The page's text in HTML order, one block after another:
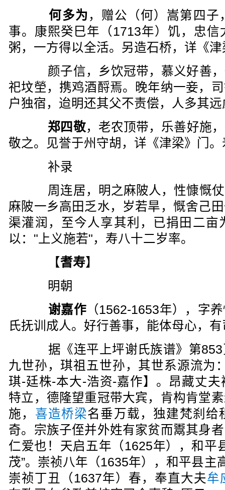
何多为 ，赠公（何）嵩第四
事。康熙癸巳年（1713年）饥，忠
粥，一方得以全活。另造石桥，详《
颜子信，乡饮冠带，慕义好善，
祀坟塋，携鸡酒酹焉。晚年纳一妾，
户独宿，迨明还其父不责偿，人多其
郑四敬，老农顶带，乐善好施
敬之。见誉于州守胡，详《津梁》门
补录
周连居，明之麻陂人，性慷慨仗
麻陂一乡高田乏水，岁若旱，慨舍己
渠灌润，至今人享其利，已捐田二亩
以："上义施若"，寿八十二岁率。
【耆寿】
明朝
谢嘉作（1562-1653年），字
氏抚训成人。好行善事，能体母心，
据《连平上坪谢氏族谱》第853
九世孙，琪祖五世孙，其世系源流为
琪-廷株-本大-浩资-嘉作】。昂藏丈
特立，德隆望重冠带大宾，肯构肯堂
施， 喜造桥梁名垂万载，独建梵刹给
奇。宗族子侄并外姓有家贫而鬻其身
仁爱也！天启五年（1625年），和平
茂”。崇祯八年（1635年），和平县主
崇祯丁丑（1637年）春，奉直大夫牟